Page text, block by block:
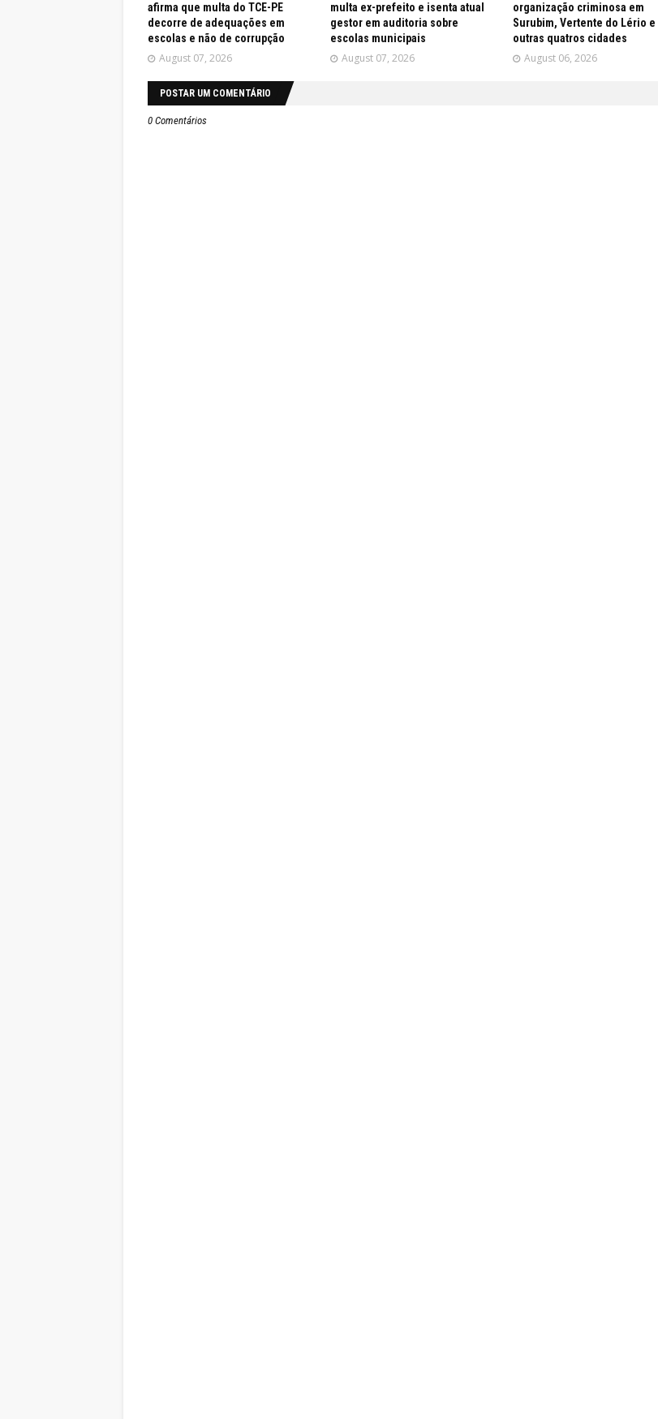
afirma que multa do TCE-PE
decorre de adequações em
escolas e não de corrupção
August 07, 2026
multa ex-prefeito e isenta atual
gestor em auditoria sobre
escolas municipais
August 07, 2026
organização criminosa em
Surubim, Vertente do Lério e
outras quatros cidades
August 06, 2026
POSTAR UM COMENTÁRIO
0 Comentários